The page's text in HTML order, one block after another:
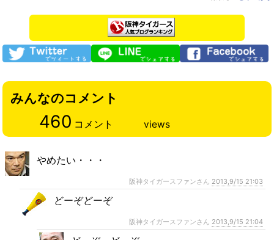
みんなのコメント
460 コメント views
やめたい・・・
阪神タイガースファンさん 2013,9/15 21:03
どーぞどーぞ
阪神タイガースファンさん 2013,9/15 21:04